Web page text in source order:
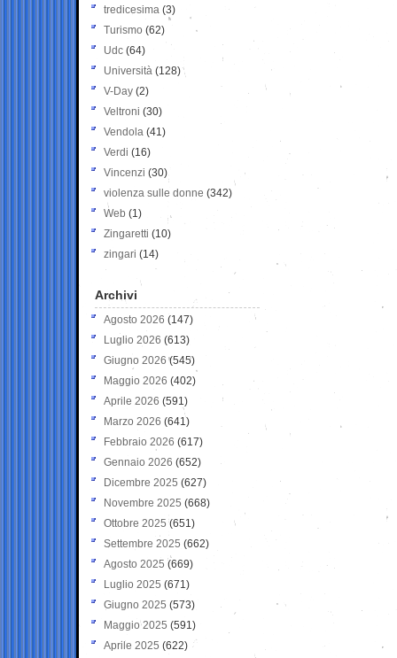
tredicesima (3)
Turismo (62)
Udc (64)
Università (128)
V-Day (2)
Veltroni (30)
Vendola (41)
Verdi (16)
Vincenzi (30)
violenza sulle donne (342)
Web (1)
Zingaretti (10)
zingari (14)
Archivi
Agosto 2026 (147)
Luglio 2026 (613)
Giugno 2026 (545)
Maggio 2026 (402)
Aprile 2026 (591)
Marzo 2026 (641)
Febbraio 2026 (617)
Gennaio 2026 (652)
Dicembre 2025 (627)
Novembre 2025 (668)
Ottobre 2025 (651)
Settembre 2025 (662)
Agosto 2025 (669)
Luglio 2025 (671)
Giugno 2025 (573)
Maggio 2025 (591)
Aprile 2025 (622)